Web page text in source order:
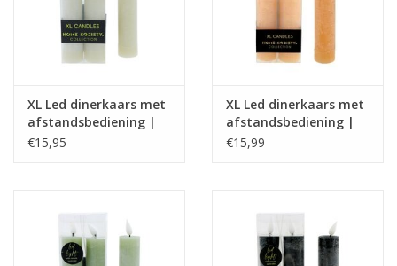
XL Led dinerkaars met
afstandsbediening |
greige | Home Society
€15,95
XL Led dinerkaars met
afstandsbediening |
Peach| Home Society
€15,99